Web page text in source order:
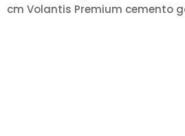
cm Volantis Premium cemento